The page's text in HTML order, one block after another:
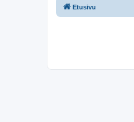
Etusivu